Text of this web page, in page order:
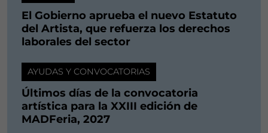
El Gobierno aprueba el nuevo Estatuto
del Artista, que refuerza los derechos
laborales del sector
AYUDAS Y CONVOCATORIAS
Últimos días de la convocatoria
artística para la XXIII edición de
MADFeria, 2027